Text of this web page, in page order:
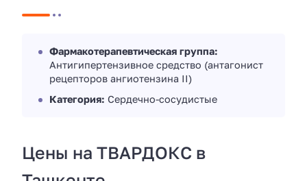
Фармакотерапевтическая группа:
Антигипертензивное средство (антагонист
рецепторов ангиотензина II)
Категория: Сердечно-сосудистые
Цены на ТВАРДОКС в